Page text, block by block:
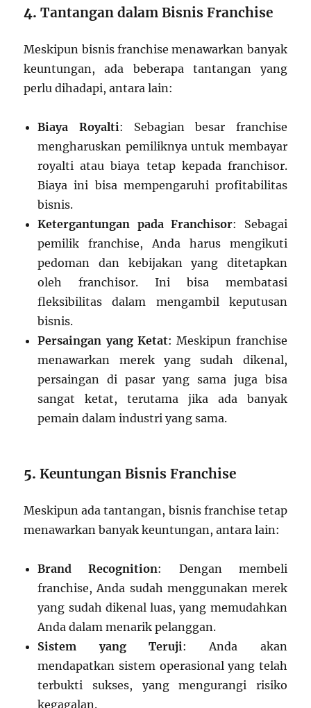
4.Tantangan dalam Bisnis Franchise
Meskipun bisnis franchise menawarkan banyak
keuntungan, ada beberapa tantangan yang
perlu dihadapi, antara lain:
Biaya Royalti: Sebagian besar franchise
mengharuskan pemiliknya untuk membayar
royalti atau biaya tetap kepada franchisor.
Biaya ini bisa mempengaruhi profitabilitas
bisnis.
Ketergantungan pada Franchisor: Sebagai
pemilik franchise, Anda harus mengikuti
pedoman dan kebijakan yang ditetapkan
oleh franchisor. Ini bisa membatasi
fleksibilitas dalam mengambil keputusan
bisnis.
Persaingan yang Ketat: Meskipun franchise
menawarkan merek yang sudah dikenal,
persaingan di pasar yang sama juga bisa
sangat ketat, terutama jika ada banyak
pemain dalam industri yang sama.
5.Keuntungan Bisnis Franchise
Meskipun ada tantangan, bisnis franchise tetap
menawarkan banyak keuntungan, antara lain:
Brand Recognition: Dengan membeli
franchise, Anda sudah menggunakan merek
yang sudah dikenal luas, yang memudahkan
Anda dalam menarik pelanggan.
Sistem yang Teruji: Anda akan
mendapatkan sistem operasional yang telah
terbukti sukses, yang mengurangi risiko
kegagalan.